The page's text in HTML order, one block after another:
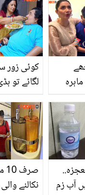
نے اپنی
لکھوایا؟
نے سب کو
میں دبی
کوئی زور
لگائے تو
بیماری
زندگی
کر آپ
شکرادا
ماہرہ
نکالنے
آب زم